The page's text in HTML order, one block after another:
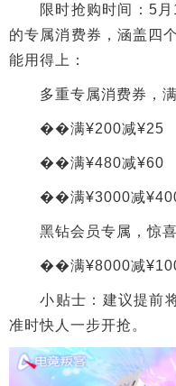
限时抢购时间：5月
的专属消费券，涵盖四
能用得上：
多重专属消费券，满
��满¥200减¥25
��满¥480减¥60
��满¥3000减
黑钻会员专属，惊喜
��满¥8000减
小贴士：建议提前将
准时快人一步开抢。